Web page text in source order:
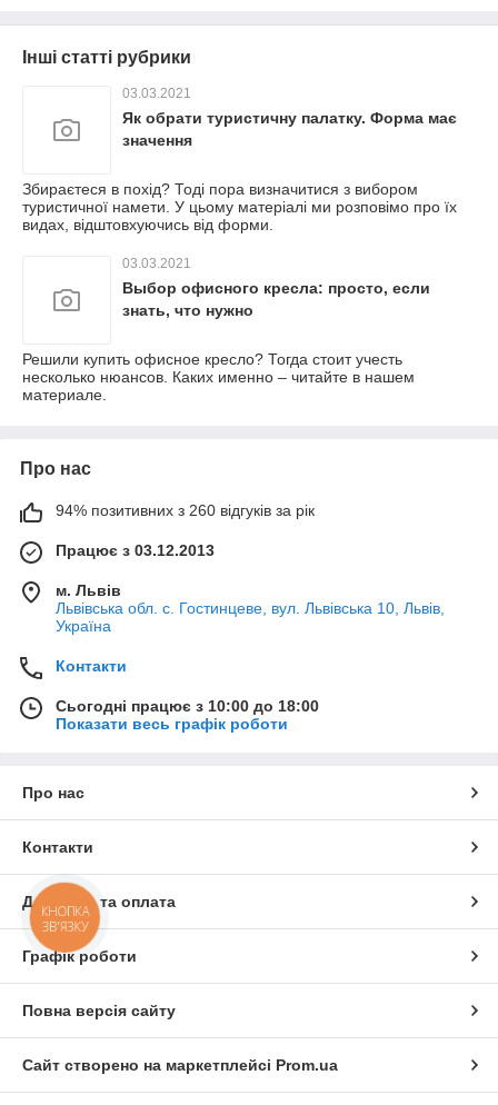
Інші статті рубрики
03.03.2021
Як обрати туристичну палатку. Форма має
значення
Збираєтеся в похід? Тоді пора визначитися з вибором
туристичної намети. У цьому матеріалі ми розповімо про їх
видах, відштовхуючись від форми.
03.03.2021
Выбор офисного кресла: просто, если
знать, что нужно
Решили купить офисное кресло? Тогда стоит учесть
несколько нюансов. Каких именно – читайте в нашем
материале.
Про нас
94% позитивних з 260 відгуків за рік
Працює з 03.12.2013
м. Львів
Львівська обл. с. Гостинцеве, вул. Львівська 10, Львів,
Україна
Контакти
Сьогодні працює з 10:00 до 18:00
Показати весь графік роботи
Про нас
Контакти
Доставка та оплата
Графік роботи
Повна версія сайту
Сайт створено на маркетплейсі Prom.ua
КНОПКА
ЗВ'ЯЗКУ